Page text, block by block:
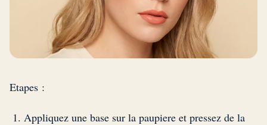
Etapes :
Appliquez une base sur la paupiere et pressez de la